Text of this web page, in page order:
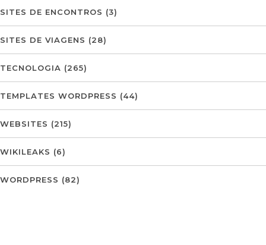
SITES DE ENCONTROS (3)
SITES DE VIAGENS (28)
TECNOLOGIA (265)
TEMPLATES WORDPRESS (44)
WEBSITES (215)
WIKILEAKS (6)
WORDPRESS (82)